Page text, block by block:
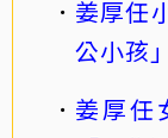
姜厚任
公小孩
姜厚任